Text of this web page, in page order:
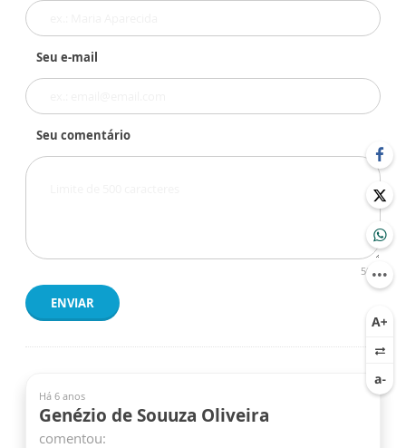
Seu e-mail
Seu comentário
500
ENVIAR
Há 6 anos
Genézio de Souuza Oliveira
comentou: